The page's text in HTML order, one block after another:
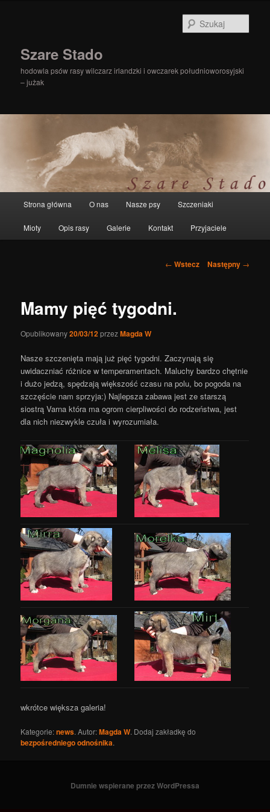
Szare Stado
hodowla psów rasy wilczarz irlandzki i owczarek południoworosyjski
– jużak
Przeskocz
do
Strona główna O nas Nasze psy Szczeniaki
Mioty Opis rasy Galerie Kontakt Przyjaciele
Zobacz
← Wstecz Następny →
Mamy pięć tygodni.
Opublikowany20/03/12przezMagda W
Nasze szczenięta mają już pięć tygodni. Zaczynają się
uwidaczniać różnice w temperamentach. Maluchy bardzo chętnie
i dużo jedzą, spędzają większość czasu na polu, bo pogoda na
szczęście nam sprzyja:) Najlepsza zabawa jest ze starszą
siostrą Varna która ma ogrom cierpliwości do rodzeństwa, jest
dla nich niezwykle czuła i wyrozumiała.
wkrótce większa galeria!
Kategorie:news. Autor:Magda W. Dodaj zakładkę do
bezpośredniego odnośnika.
Dumnie wspierane przez WordPressa